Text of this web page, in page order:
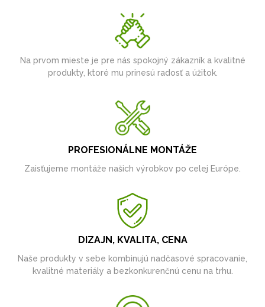
Na prvom mieste je pre nás spokojný zákazník a kvalitné
produkty, ktoré mu prinesú radosť a úžitok.
PROFESIONÁLNE MONTÁŽE
Zaisťujeme montáže našich výrobkov po celej Európe.
DIZAJN, KVALITA, CENA
Naše produkty v sebe kombinujú nadčasové spracovanie,
kvalitné materiály a bezkonkurenčnú cenu na trhu.